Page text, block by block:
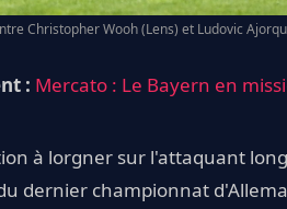
Christopher Wooh (Lens) et Ludovic
: Mercato : Le Bayern en
à lorgner sur l'attaquant
dernier championnat